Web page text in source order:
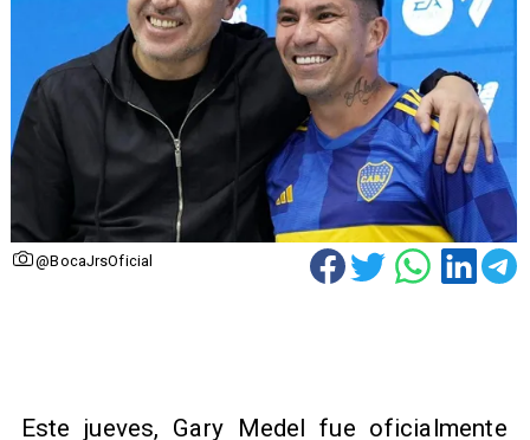
@BocaJrsOficial
​Este jueves, Gary Medel fue oficialmente